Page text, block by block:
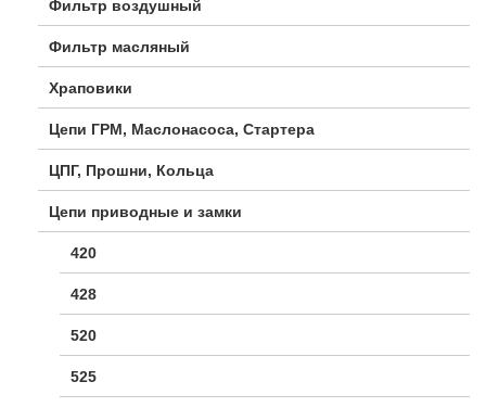
Фильтр воздушный
Фильтр масляный
Храповики
Цепи ГРМ, Маслонасоса, Стартера
ЦПГ, Прошни, Кольца
Цепи приводные и замки
420
428
520
525